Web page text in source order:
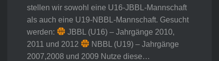
stellen wir sowohl eine U16-JBBL-Mannschaft
als auch eine U19-NBBL-Mannschaft. Gesucht
werden:
JBBL (U16) – Jahrgänge 2010,
2011 und 2012
NBBL (U19) – Jahrgänge
2007,2008 und 2009 Nutze diese…